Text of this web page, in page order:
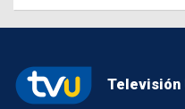
Televisión